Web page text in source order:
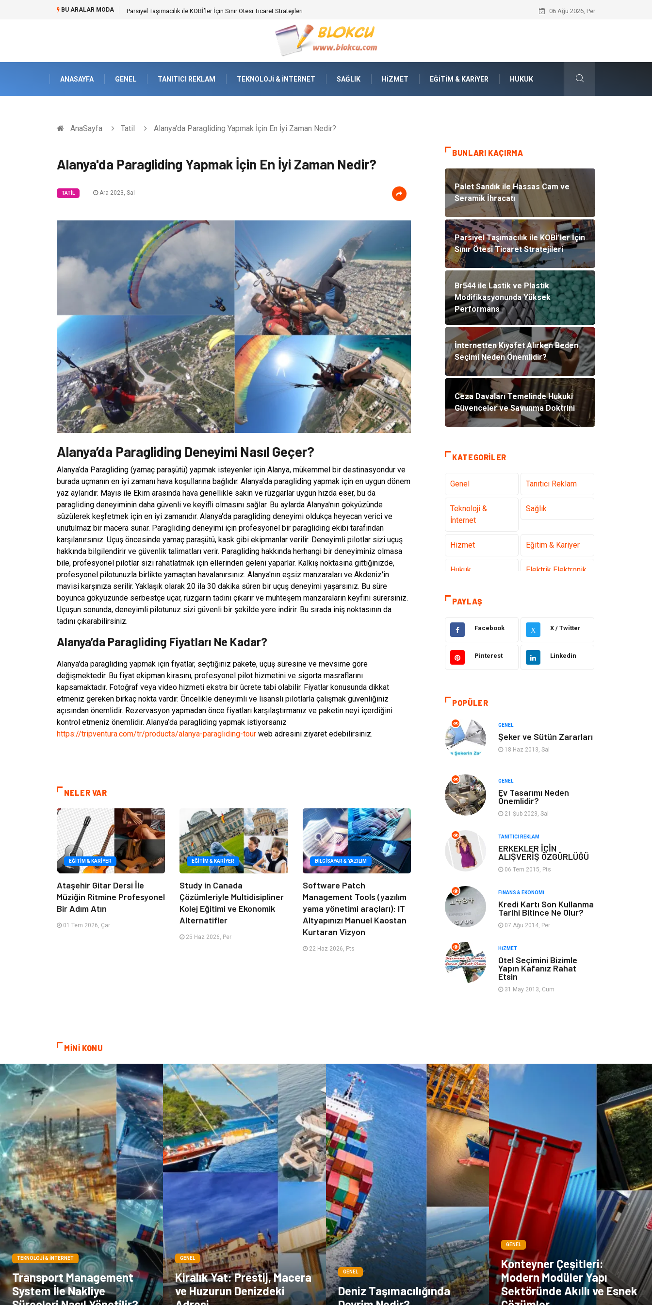
BU ARALAR MODA Br544 ile Lastik ve Plastik Modifikasyonunda Yüksek Performans İnternetten Kıyafet Alırken Beden
06 Ağu 2026, Per
ANASAYFA GENEL TANITICI REKLAM TEKNOLOJI & İNTERNET SAĞLIK HIZMET EĞITIM & KARIYER HUKUK
AnaSayfa Tatil Alanya'da Paragliding Yapmak İçin En İyi Zaman Nedir?
Alanya'da Paragliding Yapmak İçin En İyi Zaman Nedir?
TATIL Ara 2023, Sal
Alanya’da Paragliding Deneyimi Nasıl Geçer?
Alanya’da Paragliding (yamaç paraşütü) yapmak isteyenler için Alanya, mükemmel bir destinasyondur ve
burada uçmanın en iyi zamanı hava koşullarına bağlıdır. Alanya'da paragliding yapmak için en uygun dönem
yaz aylarıdır. Mayıs ile Ekim arasında hava genellikle sakin ve rüzgarlar uygun hızda eser, bu da
paragliding deneyiminin daha güvenli ve keyifli olmasını sağlar. Bu aylarda Alanya'nın gökyüzünde
süzülerek keşfetmek için en iyi zamanıdır. Alanya'da paragliding deneyimi oldukça heyecan verici ve
unutulmaz bir macera sunar. Paragliding deneyimi için profesyonel bir paragliding ekibi tarafından
karşılanırsınız. Uçuş öncesinde yamaç paraşütü, kask gibi ekipmanlar verilir. Deneyimli pilotlar sizi uçuş
hakkında bilgilendirir ve güvenlik talimatları verir. Paragliding hakkında herhangi bir deneyiminiz olmasa
bile, profesyonel pilotlar sizi rahatlatmak için ellerinden geleni yaparlar. Kalkış noktasına gittiğinizde,
profesyonel pilotunuzla birlikte yamaçtan havalanırsınız. Alanya'nın eşsiz manzaraları ve Akdeniz'in
mavisi karşınıza serilir. Yaklaşık olarak 20 ila 30 dakika süren bir uçuş deneyimi yaşarsınız. Bu süre
boyunca gökyüzünde serbestçe uçar, rüzgarın tadını çıkarır ve muhteşem manzaraların keyfini sürersiniz.
Uçuşun sonunda, deneyimli pilotunuz sizi güvenli bir şekilde yere indirir. Bu sırada iniş noktasının da
tadını çıkarabilirsiniz.
Alanya’da Paragliding Fiyatları Ne Kadar?
Alanya'da paragliding yapmak için fiyatlar, seçtiğiniz pakete, uçuş süresine ve mevsime göre
değişmektedir. Bu fiyat ekipman kirasını, profesyonel pilot hizmetini ve sigorta masraflarını
kapsamaktadır. Fotoğraf veya video hizmeti ekstra bir ücrete tabi olabilir. Fiyatlar konusunda dikkat
etmeniz gereken birkaç nokta vardır. Öncelikle deneyimli ve lisanslı pilotlarla çalışmak güvenliğiniz
açısından önemlidir. Rezervasyon yapmadan önce fiyatları karşılaştırmanız ve paketin neyi içerdiğini
kontrol etmeniz önemlidir. Alanya’da paragliding yapmak istiyorsanız
https://tripventura.com/tr/products/alanya-paragliding-tour web adresini ziyaret edebilirsiniz.
NELER VAR
EĞITIM & KARIYER
Ataşehir Gitar Dersi İle
Müziğin Ritmine Profesyonel
Bir Adım Atın
01 Tem 2026, Çar
EĞITIM & KARIYER
Study in Canada
Çözümleriyle Multidisipliner
Kolej Eğitimi ve Ekonomik
Alternatifler
25 Haz 2026, Per
BILGISAYAR & YAZILIM
Software Patch
Management Tools (yazılım
yama yönetimi araçları): IT
Altyapınızı Manuel Kaostan
Kurtaran Vizyon
22 Haz 2026, Pts
BUNLARI KAÇIRMA
Palet Sandık ile Hassas Cam ve
Seramik İhracatı
Parsiyel Taşımacılık ile KOBİ’ler İçin
Sınır Ötesi Ticaret Stratejileri
Br544 ile Lastik ve Plastik
Modifikasyonunda Yüksek
Performans
İnternetten Kıyafet Alırken Beden
Seçimi Neden Önemlidir?
Ceza Davaları Temelinde Hukuki
Güvenceler ve Savunma Doktrini
KATEGORILER
Genel Tanıtıcı Reklam
Teknoloji &
İnternet
Sağlık
Hizmet Eğitim & Kariyer
Hukuk Elektrik Elektronik
Güzellik & Bakım
Gayrimenkul
Anne & Çocuk Müzik
Yazılım
Tatil Genel Kültür
Emlak
Ev İşleri Organizasyon
Sigorta Aksesuar
Mobilya Astroloji
Bebek Giyim
Doğal Enerji
PAYLAŞ
Facebook X X / Twitter
Pinterest Linkedin
POPÜLER
GENEL
Şeker ve Sütün Zararları
18 Haz 2013, Sal
GENEL
Ev Tasarımı Neden
Önemlidir?
21 Şub 2023, Sal
TANITICI REKLAM
ERKEKLER İÇİN
ALIŞVERİŞ ÖZGÜRLÜĞÜ
06 Tem 2015, Pts
FINANS & EKONOMI
Kredi Kartı Son Kullanma
Tarihi Bitince Ne Olur?
07 Ağu 2014, Per
HIZMET
Otel Seçimini Bizimle
Yapın Kafanız Rahat
Etsin
31 May 2013, Cum
MİNİ KONU
TEKNOLOJI & İNTERNET
Transport Management
System İle Nakliye
GENEL
Kiralık Yat: Prestij, Macera
ve Huzurun Denizdeki
GENEL
Deniz Taşımacılığında
GENEL
Konteyner Çeşitleri:
Modern Modüler Yapı
Sektöründe Akıllı ve Esnek